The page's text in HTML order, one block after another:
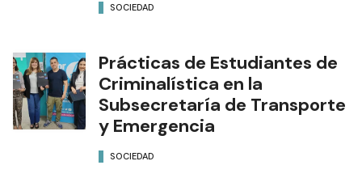
SOCIEDAD
Prácticas de Estudiantes de
Criminalística en la
Subsecretaría de Transporte
y Emergencia
SOCIEDAD